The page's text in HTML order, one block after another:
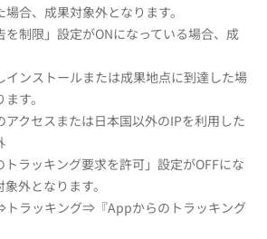
合、成果対象外となります。
を制限」設定がONになっている場合、成
インストールまたは成果地点に到達した場
す。
アクセスまたは日本国以外のIPを利用した
トラッキング要求を許可」設定がOFFにな
外となります。
ラッキング⇒『Appからのトラッキング